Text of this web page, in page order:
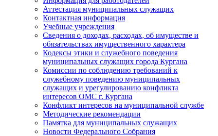
Аттестация муниципальных служащих
Контактная информация
Учебные учреждения
Сведения о доходах, расходах, об имуществе и
обязательствах имущественного характера
Кодексы этики и служебного поведения
муниципальных служащих города Кургана
Комиссии по соблюдению требований к
служебному поведению муниципальных
служащих и урегулированию конфликта
интересов ОМС г. Кургана
Конфликт интересов на муниципальной службе
Методические рекомендации
Памятка для муниципальных служащих
Новости Федерального Cобрания